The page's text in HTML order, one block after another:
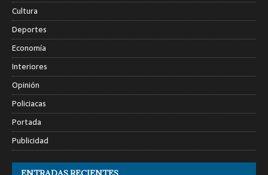
Cultura
Deportes
Economía
Interiores
Opinión
Policiacas
Portada
Publicidad